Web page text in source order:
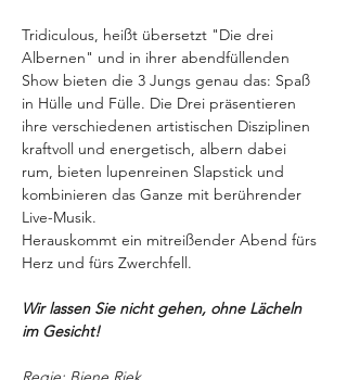
Tridiculous, heißt übersetzt "Die drei
Albernen" und in ihrer abendfüllenden
Show bieten die 3 Jungs genau das: Spaß
in Hülle und Fülle. Die Drei präsentieren
ihre verschiedenen artistischen Disziplinen
kraftvoll und energetisch, albern dabei
rum, bieten lupenreinen Slapstick und
kombinieren das Ganze mit berührender
Live-Musik.
Herauskommt ein mitreißender Abend fürs
Herz und fürs Zwerchfell.
Wir lassen Sie nicht gehen, ohne Lächeln
im Gesicht!